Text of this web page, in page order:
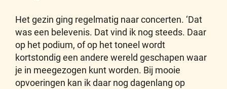
Het gezin ging regelmatig naar concerten. ‘Dat
was een belevenis. Dat vind ik nog steeds. Daar
op het podium, of op het toneel wordt
kortstondig een andere wereld geschapen waar
je in meegezogen kunt worden. Bij mooie
opvoeringen kan ik daar nog dagenlang op